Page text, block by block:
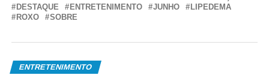
DESTAQUE
ENTRETENIMENTO JUNHO
LIPEDEMA
ROXO
SOBRE
ENTRETENIMENTO